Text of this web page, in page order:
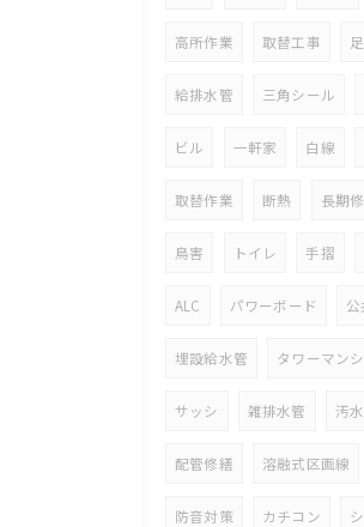
高所作業 取替工事
給排水管 三角シール
ビル 一軒家 白線
取替作業 断熱 長期
鳥害 トイレ 手摺
ALC パワーボード
埋設給水管 タワーマン
サッシ 雑排水管 汚
配管修繕 溶融式区画線
防音対策 カチコン